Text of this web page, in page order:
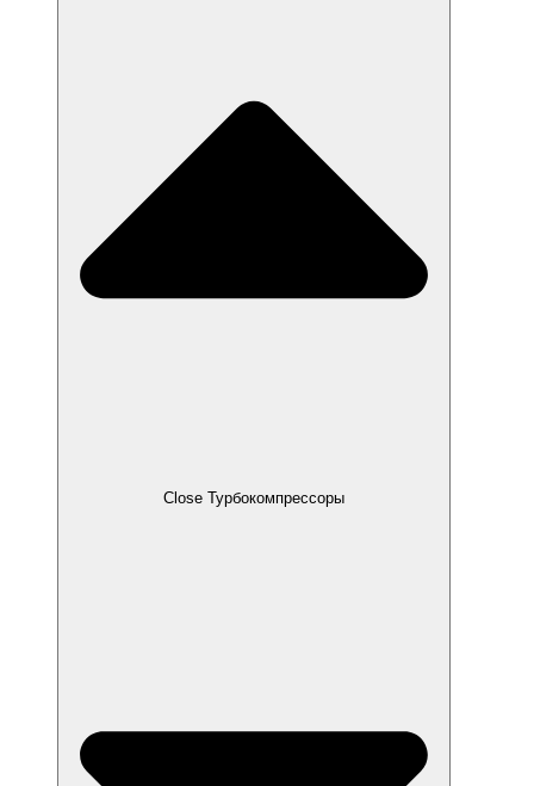
Close Турбокомпрессоры